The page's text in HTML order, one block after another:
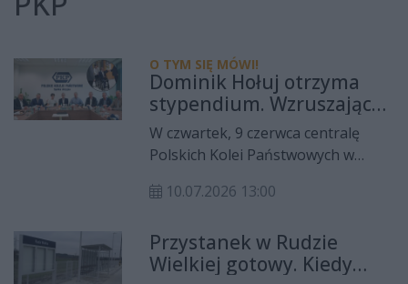
O TYM SIĘ MÓWI!
Dominik Hołuj otrzyma
stypendium. Wzruszająca
wizyta w centrali PKP w
Warszawie
W czwartek, 9 czerwca centralę
Polskich Kolei Państwowych w
odwiedził 17-letni Dominik Hołuj.
życie zmieniło się bezpowrotnie,
chłopak nie stracił marzeń. Wręcz
10.07.2026 13:00
Przystanek w Rudzie
Wielkiej gotowy. Kiedy